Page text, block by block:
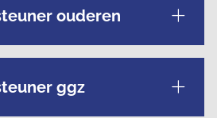
ouderen
ggz